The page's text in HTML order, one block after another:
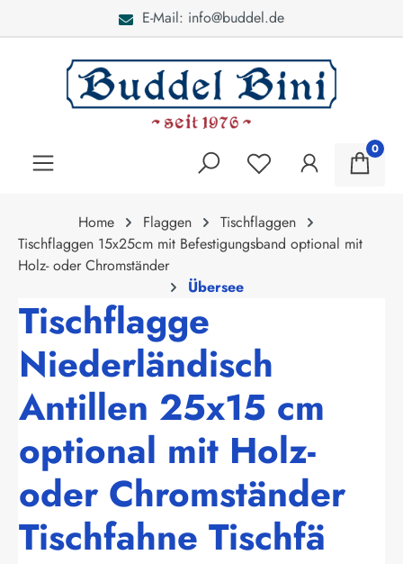
E-Mail: info@buddel.de
0
Home Flaggen
Tischflaggen
Tischflaggen 15x25cm mit Befestigungsband optional mit
Holz- oder Chromständer
Übersee
Tischflagge
Niederländisch
Antillen 25x15 cm
optional mit Holz-
oder Chromständer
Tischfahne Tischfä